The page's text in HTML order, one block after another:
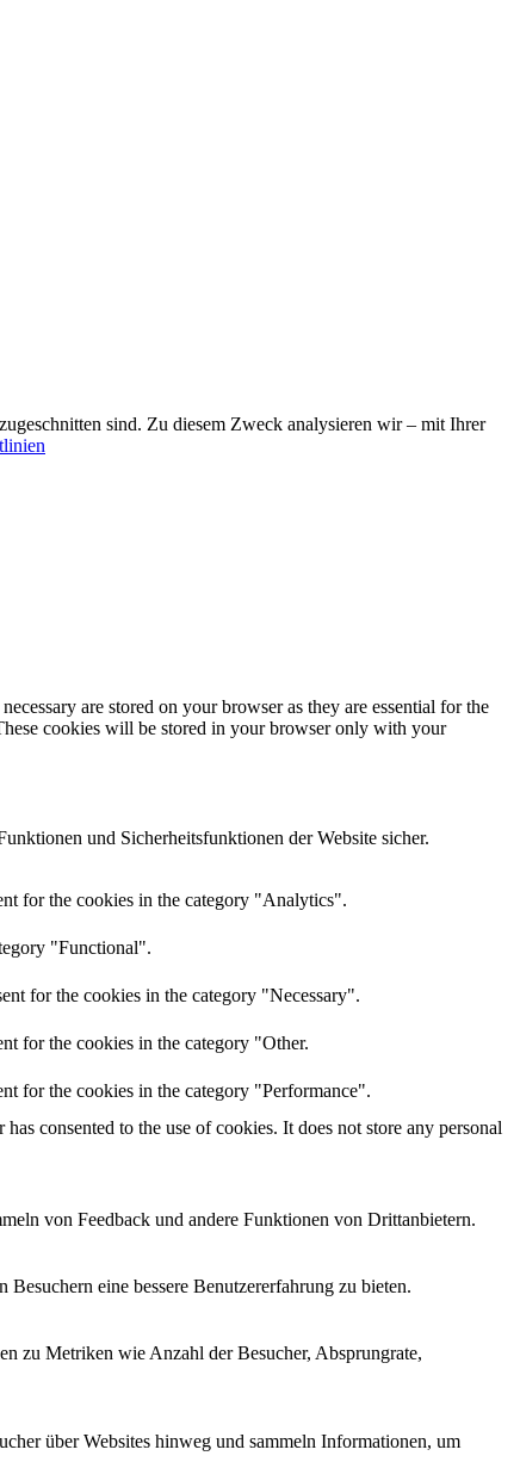
sind. Zu diesem Zweck analysieren wir – mit Ihrer
are stored on your browser as they are essential for the
cookies will be stored in your browser only with your
und Sicherheitsfunktionen der Website sicher.
for the cookies in the category "Analytics".
"Functional".
for the cookies in the category "Necessary".
for the cookies in the category "Other.
for the cookies in the category "Performance".
consented to the use of cookies. It does not store any personal
von Feedback und andere Funktionen von Drittanbietern.
eine bessere Benutzererfahrung zu bieten.
zu Metriken wie Anzahl der Besucher, Absprungrate,
über Websites hinweg und sammeln Informationen, um